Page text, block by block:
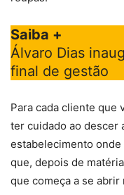
Saiba +
Álvaro Dias
final de gestão
Para cada cliente que
ter cuidado ao descer
estabelecimento onde
que, depois de
que começa a se abrir